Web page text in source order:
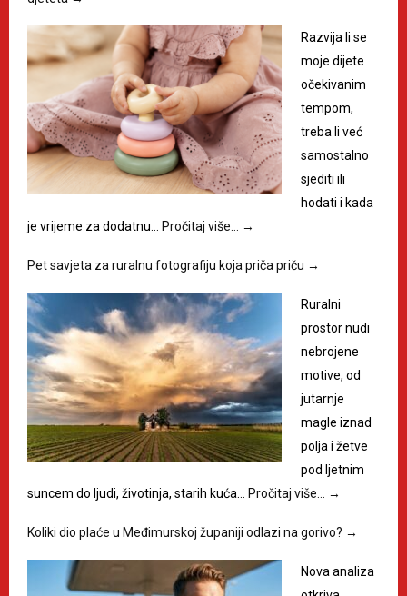
Razvija li se
moje dijete
očekivanim
tempom,
treba li već
samostalno
sjediti ili
hodati i kada
je vrijeme za dodatnu…
Pročitaj više… →
Pet savjeta za ruralnu fotografiju koja priča priču →
Ruralni
prostor nudi
nebrojene
motive, od
jutarnje
magle iznad
polja i žetve
pod ljetnim
suncem do ljudi, životinja, starih kuća…
Pročitaj više… →
Koliki dio plaće u Međimurskoj županiji odlazi na gorivo? →
Nova analiza